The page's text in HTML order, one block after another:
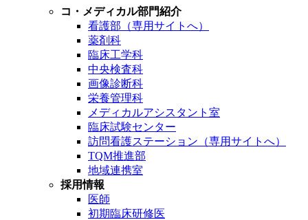
コ・メディカル部門紹介
看護部（専用サイトへ）
薬剤科
臨床工学科
中央検査科
画像診断科
栄養管理科
メディカルアシスタント室
臨床試験センター
訪問看護ステーション（専用サイトへ）
TQM推進部
地域連携室
採用情報
医師
初期臨床研修医